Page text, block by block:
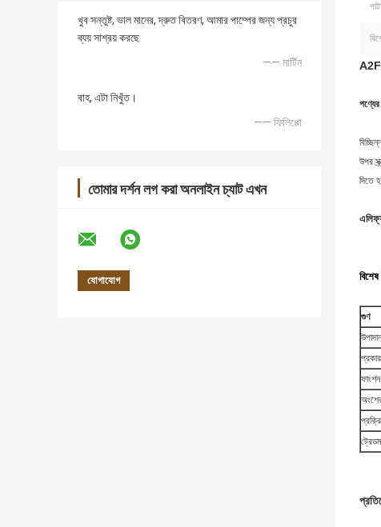
খুব সন্তুষ্ট, ভাল মানের, দ্রুত বিতরণ, আমার পাম্পের জন্য প্রচুর
ব্যয় সাশ্রয় করছে
—— মার্টিন
বাহ, এটা নিখুঁত।
—— ফিলিপ্পো
তোমার দর্শন লগ করা অনলাইন চ্যাট এখন
পণ্যের
উপর
দিতে
গুণ
উপাদান
প্রকার
ফাংশন